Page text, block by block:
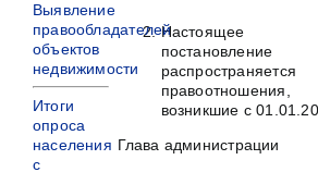
Настоящее
постановление
правоотношения,
возникшие с
Глава администрации
Выявление
правообладателей
объектов
недвижимости
Итоги
опроса
населения
с